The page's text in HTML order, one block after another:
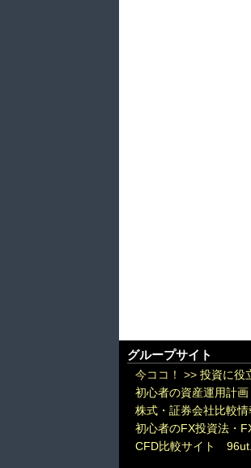
グループサイト
今ココ！ >> 投資に役
初心者の資産運用計
株式・証券会社比較
初心者のFX投資法・
CFD比較サイト